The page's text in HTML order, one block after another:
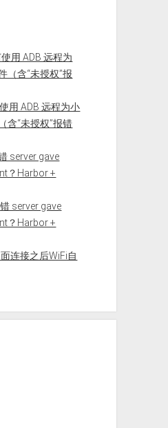
用 ADB 远程为
（含“未授权”报
用 ADB 远程为小
含“未授权”报错
server gave
？Harbor +
server gave
？Harbor +
连接之后WiFi自